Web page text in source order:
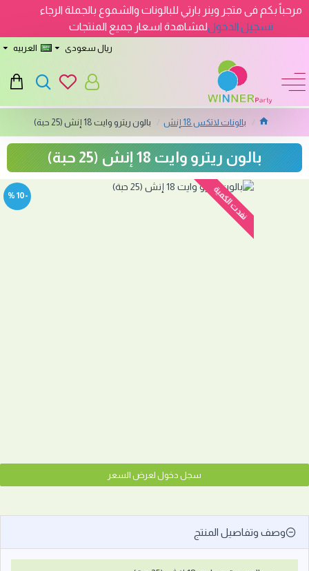
مرحباً بكم فى متجر وينر بارتي للبالونات والشموع بالجملة الرجاء
تسجيل الدخوللمشاهدة اسعار جميع المنتجات
ريال سعودى العربيه
بالونات لاتكس 18 إنش بالون ريترو وايت 18 إنش (25 حبة)
بالون ريترو وايت 18 إنش (25 حبة)
-10 % نفدت الكمية
سجل دخول لعرض السعر
وصف وتفاصيل المنتج